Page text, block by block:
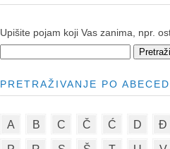
Upišite pojam koji Vas zanima, npr.
PRETRAŽIVANJE PO
A B C Č Ć D Đ